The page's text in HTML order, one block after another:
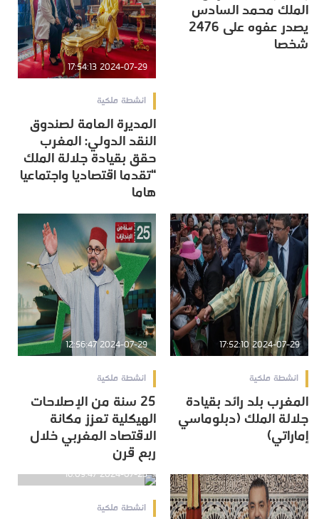
الملك محمد السادس
يصدر عفوه على 2476
شخصا
2024-07-29 17:54:13
انشطة ملكية
المديرة العامة لصندوق
النقد الدولي: المغرب
حقق بقيادة جلالة الملك
“تقدما اقتصاديا واجتماعيا
هاما
2024-07-29 17:52:10
انشطة ملكية
المغرب بلد رائد بقيادة
جلالة الملك (دبلوماسي
إماراتي)
2024-07-29 12:56:47
انشطة ملكية
25 سنة من الإصلاحات
الهيكلية تعزز مكانة
الاقتصاد المغربي خلال
ربع قرن
2024-07-23 16:09:47
انشطة ملكية